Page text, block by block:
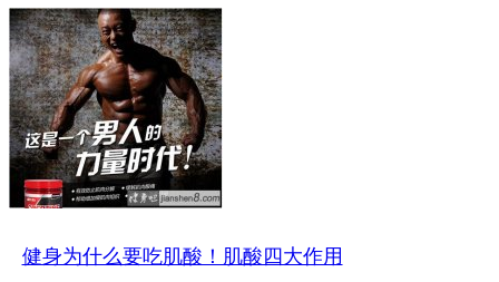
健身为什么要吃肌酸！肌酸四大作用